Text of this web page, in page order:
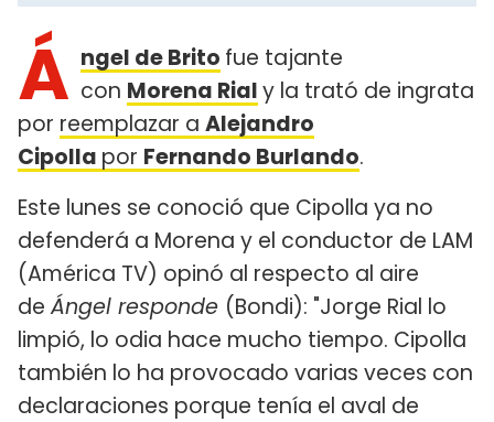
Á ngel de Brito fue tajante
con Morena Rialy la trató de ingrata
por reemplazar a Alejandro
Cipolla por Fernando Burlando.
Este lunes se conoció que Cipolla ya no
defenderá a Morena y el conductor de LAM
(América TV) opinó al respecto al aire
deÁngel responde (Bondi): "Jorge Rial lo
limpió, lo odia hace mucho tiempo. Cipolla
también lo ha provocado varias veces con
declaraciones porque tenía el aval de